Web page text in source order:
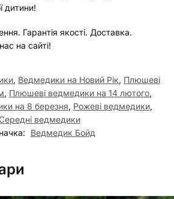
дитини!
Гарантія якості. Доставка.
на сайті!
, Ведмедики на Новий Рік, Плюшеві
, Плюшеві ведмедики на 14 лютого,
на 8 березня, Рожеві ведмедики,
Середні ведмедики
Ведмедик Бойд